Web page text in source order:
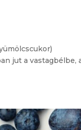
jut a vastagbélbe,